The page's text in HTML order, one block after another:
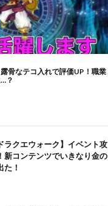
ラクエウォーク】イベント攻
新コンテンツでいきなり金の
た！